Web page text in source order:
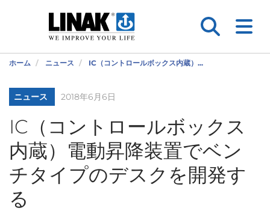
ホーム ニュース IC（コントロールボックス内蔵）...
ニュース 2018年6月6日
IC（コントロールボックス
内蔵）電動昇降装置でベン
チタイプのデスクを開発す
る